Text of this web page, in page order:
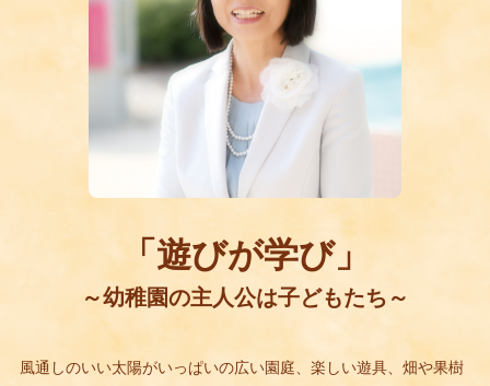
「遊びが学び」
～幼稚園の主人公は子どもたち～
風通しのいい太陽がいっぱいの広い園庭、楽しい遊具、畑や果樹